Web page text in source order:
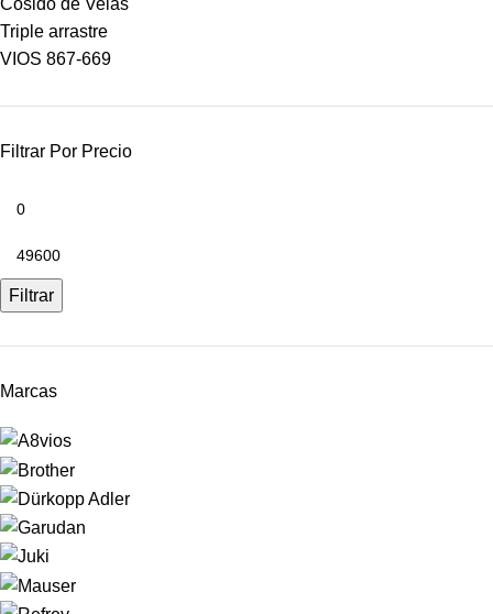
Cosido de Velas
Triple arrastre
VIOS 867-669
Filtrar Por Precio
Filtrar
Marcas